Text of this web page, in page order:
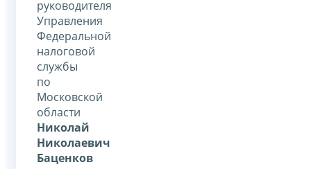
руководителя
Управления
Федеральной
налоговой
службы
по
Московской
области
Николай
Николаевич
Баценков